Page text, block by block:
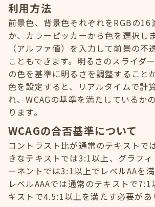
利用方法
前景色、背景色それぞれをRGBの16
か、カラーピッカーから色を選択し
（アルファ値）を入力して前景の不
こともできます。明るさのスライダ
の色を基準に明るさを調整すること
色を設定すると、リアルタイムで計
れ、WCAGの基準を満たしているか
ります。
WCAGの合否基準について
コントラスト比が通常のテキストで
きなテキストでは3:1以上、グラフ
ーネントでは3:1以上でレベルAAを満
レベルAAAでは通常のテキストで7:1
キストで4.5:1以上を満たす必要があ